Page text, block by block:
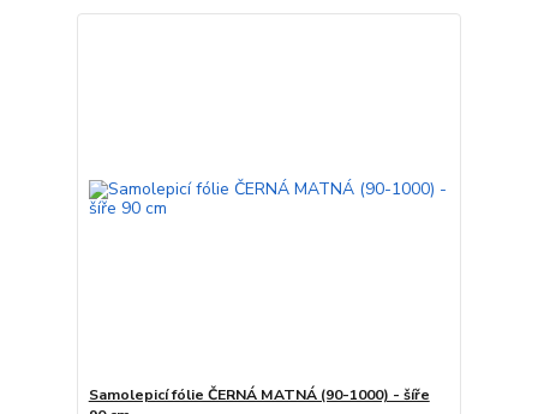
Samolepicí fólie ČERNÁ MATNÁ (90-1000) - šíře